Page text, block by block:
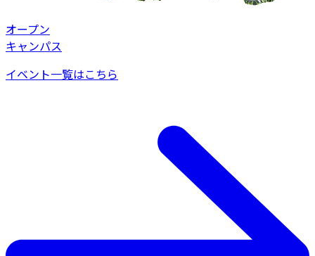
オープン
キャンパス
イベント一覧はこちら